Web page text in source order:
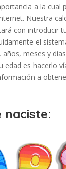
a la cual
Nuestra
con introducir
el
meses y
edad es hacerlo
a
naciste: